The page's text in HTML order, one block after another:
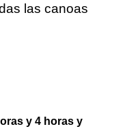
las canoas
y 4 horas y